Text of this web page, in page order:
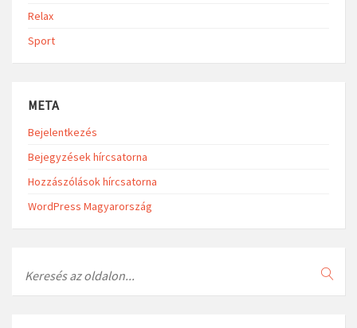
Relax
Sport
META
Bejelentkezés
Bejegyzések hírcsatorna
Hozzászólások hírcsatorna
WordPress Magyarország